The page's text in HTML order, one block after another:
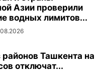
Азии проверили
водных лимитов...
районов Ташкента на
отключат...